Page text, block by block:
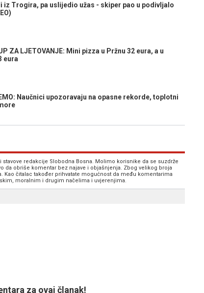
iz Trogira, pa uslijedio užas - skiper pao u podivljalo
ZA LJETOVANJE: Mini pizza u Pržnu 32 eura, a u
eura
Naučnici upozoravaju na opasne rekorde, toplotni
redakcije Slobodna Bosna. Molimo korisnike da se suzdrže
da obriše komentar bez najave i objašnjenja. Zbog velikog broja
čitalac također prihvatate mogućnost da među komentarima
moralnim i drugim načelima i uvjerenjima.
za ovaj članak!